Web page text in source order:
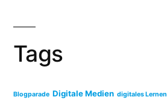
Tags
Blogparade Digitale Medien digitales Lernen